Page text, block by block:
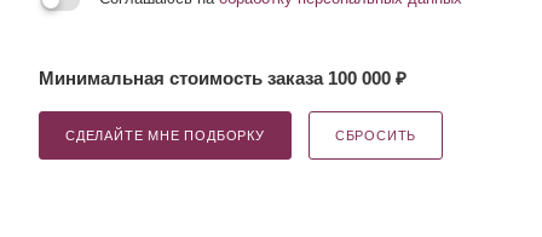
Минимальная стоимость заказа 100 000 ₽
СДЕЛАЙТЕ МНЕ ПОДБОРКУ СБРОСИТЬ